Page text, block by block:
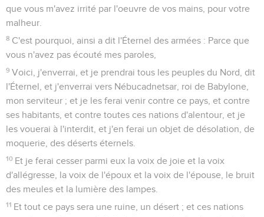
que vous m'avez irrité par l'oeuvre de vos mains, pour votre
malheur.
8 C'est pourquoi, ainsi a dit l'Éternel des armées : Parce que
vous n'avez pas écouté mes paroles,
9 Voici, j'enverrai, et je prendrai tous les peuples du Nord, dit
l'Éternel, et j'enverrai vers Nébucadnetsar, roi de Babylone,
mon serviteur ; et je les ferai venir contre ce pays, et contre
ses habitants, et contre toutes ces nations d'alentour, et je
les vouerai à l'interdit, et j'en ferai un objet de désolation, de
moquerie, des déserts éternels.
10 Et je ferai cesser parmi eux la voix de joie et la voix
d'allégresse, la voix de l'époux et la voix de l'épouse, le bruit
des meules et la lumière des lampes.
11 Et tout ce pays sera une ruine, un désert ; et ces nations